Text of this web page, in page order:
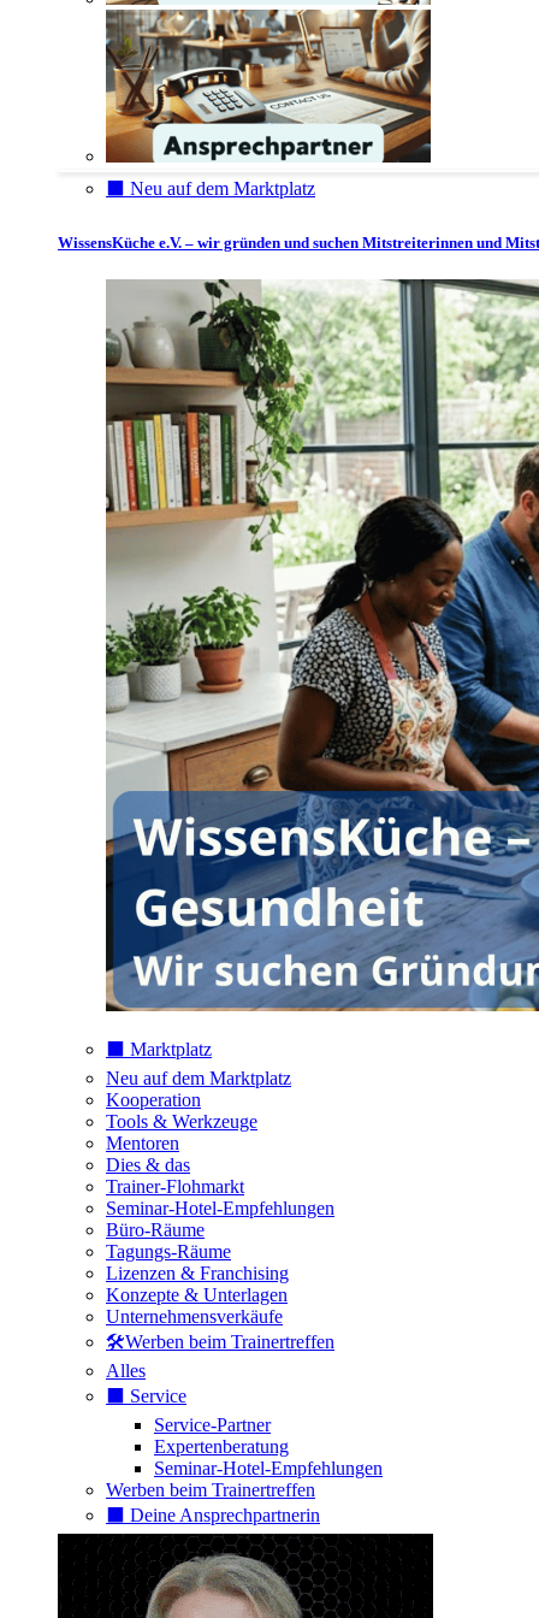
⬛️ Neu auf dem Marktplatz
WissensKüche e.V. – wir gründen und suchen Mitstreiterinnen und
⬛️ Marktplatz
Neu auf dem Marktplatz
Kooperation
Tools & Werkzeuge
Mentoren
Dies & das
Trainer-Flohmarkt
Seminar-Hotel-Empfehlungen
Büro-Räume
Tagungs-Räume
Lizenzen & Franchising
Konzepte & Unterlagen
Unternehmensverkäufe
🛠️Werben beim Trainertreffen
Alles
⬛️ Service
Service-Partner
Expertenberatung
Seminar-Hotel-Empfehlungen
Werben beim Trainertreffen
⬛️ Deine Ansprechpartnerin